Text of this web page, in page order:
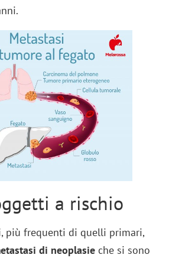
a rischio
più frequenti di quelli primari,
di neoplasie che si sono